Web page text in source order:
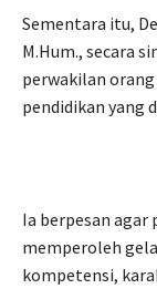
Sementara itu,
M.Hum., secara
perwakilan
pendidikan yang
Ia berpesan
memperoleh
kompetensi,